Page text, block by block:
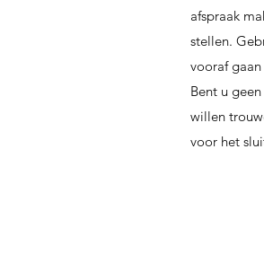
afspraak
stellen.
vooraf
Bent u
willen
voor het